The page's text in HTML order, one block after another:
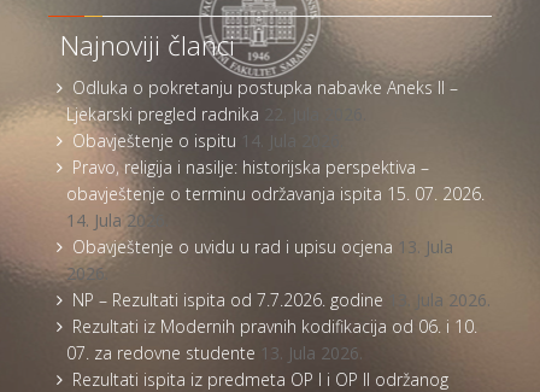
Najnoviji članci
Odluka o pokretanju postupka nabavke Aneks II –
Ljekarski pregled radnika 22. Jula 2026.
Obavještenje o ispitu 14. Jula 2026.
Pravo, religija i nasilje: historijska perspektiva –
obavještenje o terminu održavanja ispita 15. 07. 2026.
14. Jula 2026.
Obavještenje o uvidu u rad i upisu ocjena 13. Jula
2026.
NP – Rezultati ispita od 7.7.2026. godine
13. Jula 2026.
Rezultati iz Modernih pravnih kodifikacija od 06. i 10.
07. za redovne studente 13. Jula 2026.
Rezultati ispita iz predmeta OP I i OP II održanog